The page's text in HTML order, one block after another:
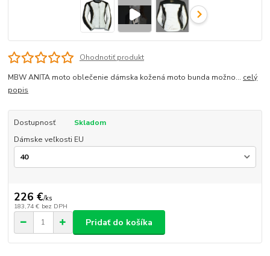
Ohodnotiť produkt
MBW ANITA moto oblečenie dámska kožená moto bunda možno... celý
popis
Dostupnosť
Skladom
Dámske veľkosti EU
226 €/ks
183,74 € bez DPH
Pridať do košíka